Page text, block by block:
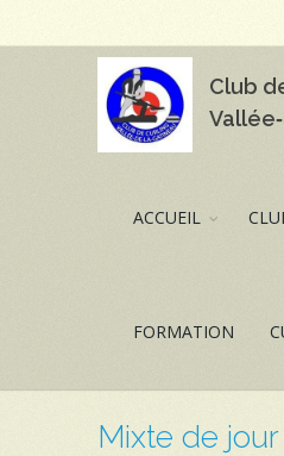
Club
ACCUEIL
FORMATION
Mixte de jour